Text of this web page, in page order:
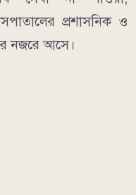
প্রশাসনিক ও
নজরে আসে।